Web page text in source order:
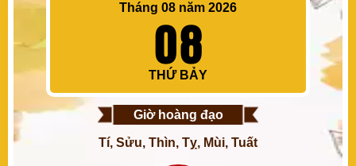
Tháng 08 năm 2026
08
THỨ BẢY
Giờ hoàng đạo
Tí, Sửu, Thìn, Tỵ, Mùi, Tuất